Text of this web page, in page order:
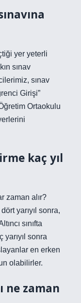
yer yeterli
sınav
sınav
Girişi”
Ortaokulu
kaç yıl
zaman alır?
yarıyıl sonra,
sınıfta
yarıyıl sonra
en erken
olabilirler.
ne zaman